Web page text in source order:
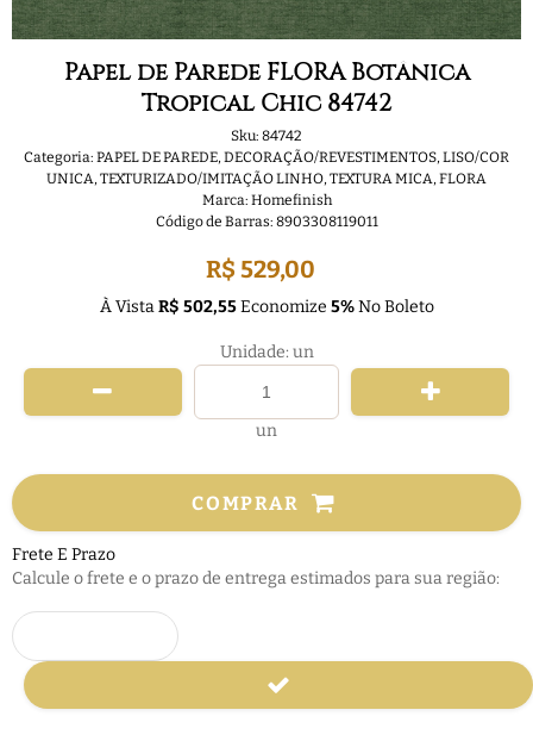
Papel de Parede FLORA Botânica
Tropical Chic 84742
Sku: 84742
Categoria: PAPEL DE PAREDE,DECORAÇÃO/REVESTIMENTOS,LISO/COR
UNICA,TEXTURIZADO/IMITAÇÃO LINHO,TEXTURA MICA,FLORA
Marca: Homefinish
Código de Barras: 8903308119011
R$ 529,00
À VistaR$ 502,55Economize 5%No Boleto
Unidade: un
un
COMPRAR
Frete E Prazo
Calcule o frete e o prazo de entrega estimados para sua região: